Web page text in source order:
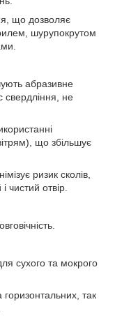
що дозволяє
шурупокрутом
абразивне
свердління, не
що збільшує
ризик сколів,
чистий отвір.
сухого та мокрого
так